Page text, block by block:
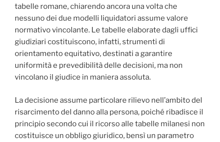
tabelle romane, chiarendo ancora una volta che
nessuno dei due modelli liquidatori assume valore
normativo vincolante. Le tabelle elaborate dagli uffici
giudiziari costituiscono, infatti, strumenti di
orientamento equitativo, destinati a garantire
uniformità e prevedibilità delle decisioni, ma non
vincolano il giudice in maniera assoluta.
La decisione assume particolare rilievo nell’ambito del
risarcimento del danno alla persona, poiché ribadisce il
principio secondo cui il ricorso alle tabelle milanesi non
costituisce un obbligo giuridico, bensì un parametro